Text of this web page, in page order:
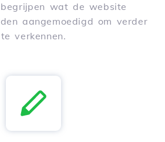
wat de website
aangemoedigd om verder
te verkennen.